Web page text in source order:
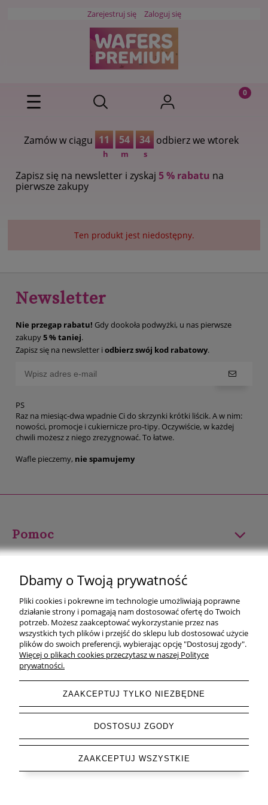
Zarejestruj się Zaloguj się
Zamów w ciągu 11
h
54
m
34
s
odbierz we wtorek
Zapisz się na newsletter i zyskaj 5 % rabatu na
pierwsze zakupy
Ten produkt jest niedostępny.
Newsletter
Nie przegap rabatu! Gdy dookoła podwyżki, u nas pierwsze
zakupy5 % taniej.
Zapisz się na newsletter i odbierz swój kod rabatowy.
PS
Raz na miesiąc-dwa wpadnie Ci do skrzynki krótki liścik. A w nim:
nowości, promocje i cukiernicze pro-tipy. Oczywiście, w każdej
chwili możesz z niego zrezygnować. To łatwe.
Wafle pieczemy, nie spamujemy
Pomoc
Płatności i dostawa
Informacje
O nas
pokaż pełną wersję strony
Sklep internetowy Shoper.pl
Dbamy o Twoją prywatność
Pliki cookies i pokrewne im technologie umożliwiają poprawne
działanie strony i pomagają nam dostosować ofertę do Twoich
potrzeb. Możesz zaakceptować wykorzystanie przez nas
wszystkich tych plików i przejść do sklepu lub dostosować użycie
plików do swoich preferencji, wybierając opcję "Dostosuj zgody".
Więcej o plikach cookies przeczytasz w naszej Polityce
prywatności.
ZAAKCEPTUJ TYLKO NIEZBĘDNE
DOSTOSUJ ZGODY
ZAAKCEPTUJ WSZYSTKIE